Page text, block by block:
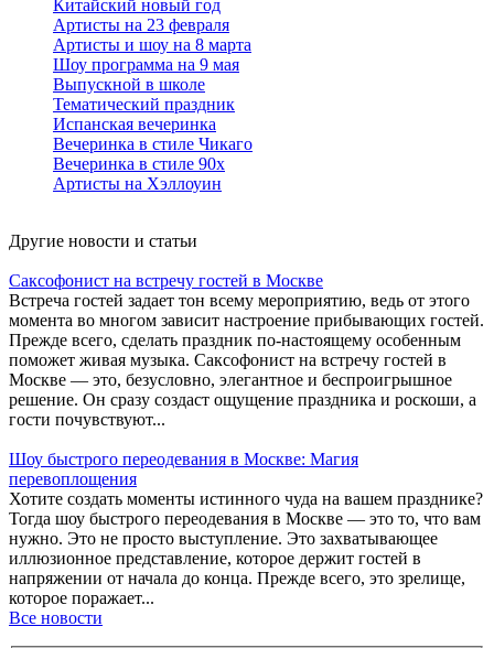
Китайский новый год
Артисты на 23 февраля
Артисты и шоу на 8 марта
Шоу программа на 9 мая
Выпускной в школе
Тематический праздник
Испанская вечеринка
Вечеринка в стиле Чикаго
Вечеринка в стиле 90х
Артисты на Хэллоуин
Другие новости и статьи
Саксофонист на встречу гостей в Москве
Встреча гостей задает тон всему мероприятию, ведь от этого
момента во многом зависит настроение прибывающих гостей.
Прежде всего, сделать праздник по-настоящему особенным
поможет живая музыка. Саксофонист на встречу гостей в
Москве — это, безусловно, элегантное и беспроигрышное
решение. Он сразу создаст ощущение праздника и роскоши, а
гости почувствуют...
Шоу быстрого переодевания в Москве: Магия
перевоплощения
Хотите создать моменты истинного чуда на вашем празднике?
Тогда шоу быстрого переодевания в Москве — это то, что вам
нужно. Это не просто выступление. Это захватывающее
иллюзионное представление, которое держит гостей в
напряжении от начала до конца. Прежде всего, это зрелище,
которое поражает...
Все новости